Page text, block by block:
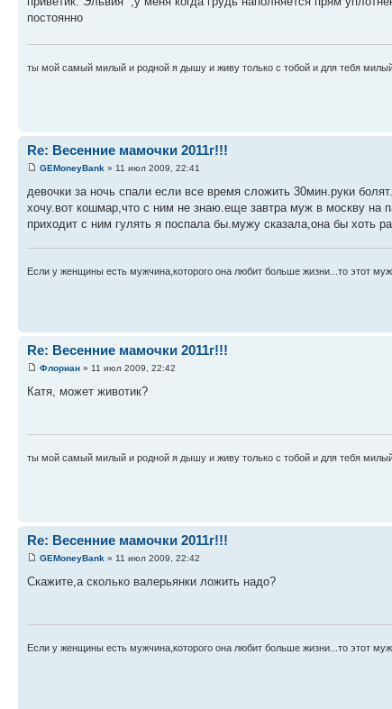
постоянно
ты мой самый милый и родной я дышу и живу только с тобой и для тебя
Re: Весенние мамочки 2011г!!!
GEMoneyBank » 11 июл 2009, 22:41
девочки за ночь спали если все время сложить 30мин.руки
хочу.вот кошмар,что с ним не знаю.еще завтра муж в москву на
приходит с ним гулять я поспала бы.мужу сказала,она бы хоть
Если у женщины есть мужчина,которого она любит больше жизни...то этот
Re: Весенние мамочки 2011г!!!
Флориан » 11 июл 2009, 22:42
Катя, может животик?
ты мой самый милый и родной я дышу и живу только с тобой и для тебя
Re: Весенние мамочки 2011г!!!
GEMoneyBank » 11 июл 2009, 22:42
Скажите,а сколько валерьянки ложить надо?
Если у женщины есть мужчина,которого она любит больше жизни...то этот